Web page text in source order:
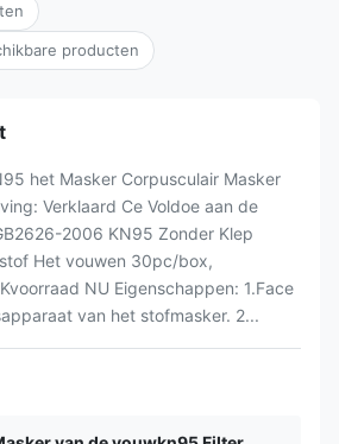
producten
het Masker Corpusculair Masker
Verklaard Ce Voldoe aan de
2006 KN95 Zonder Klep
Het vouwen 30pc/box,
NU Eigenschappen: 1.Face
van het stofmasker. 2...